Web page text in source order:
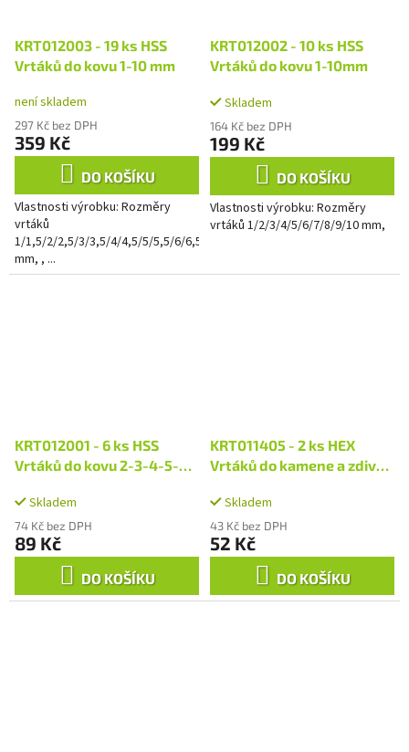
KRT012003 - 19 ks HSS
Vrtáků do kovu 1-10 mm
není skladem
297 Kč bez DPH
359 Kč
DO KOŠÍKU
Vlastnosti výrobku: Rozměry
vrtáků
1/1,5/2/2,5/3/3,5/4/4,5/5/5,5/6/6,5/7/7,5/8/8,5/9/9,5/10
mm, , ...
KRT012002 - 10 ks HSS
Vrtáků do kovu 1-10mm
Skladem
164 Kč bez DPH
199 Kč
DO KOŠÍKU
Vlastnosti výrobku: Rozměry
vrtáků 1/2/3/4/5/6/7/8/9/10 mm,
KRT012001 - 6 ks HSS
Vrtáků do kovu 2-3-4-5-6-
Skladem
74 Kč bez DPH
89 Kč
DO KOŠÍKU
KRT011405 - 2 ks HEX
Vrtáků do kamene a zdiva
Skladem
43 Kč bez DPH
52 Kč
DO KOŠÍKU